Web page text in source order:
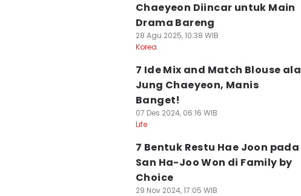
Chaeyeon Diincar untuk Main
Drama Bareng
28 Agu 2025, 10:38 WIB
Korea
7 Ide Mix and Match Blouse ala
Jung Chaeyeon, Manis
Banget!
07 Des 2024, 06:16 WIB
Life
7 Bentuk Restu Hae Joon pada
San Ha-Joo Won di Family by
Choice
29 Nov 2024, 17:05 WIB